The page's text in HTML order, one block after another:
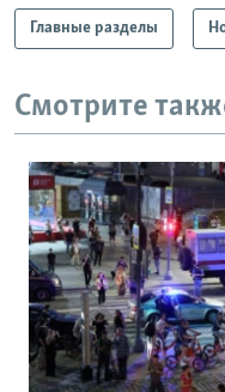
Главные разделы
Смотрите